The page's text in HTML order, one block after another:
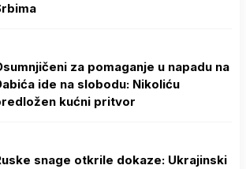
za pomaganje u napadu na
ide na slobodu: Nikoliću
kućni pritvor
snage otkrile dokaze: Ukrajinski